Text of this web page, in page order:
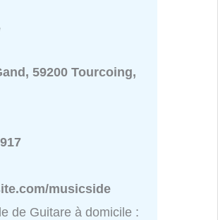
59200 Tourcoing,
musicside
de Guitare à domicile :